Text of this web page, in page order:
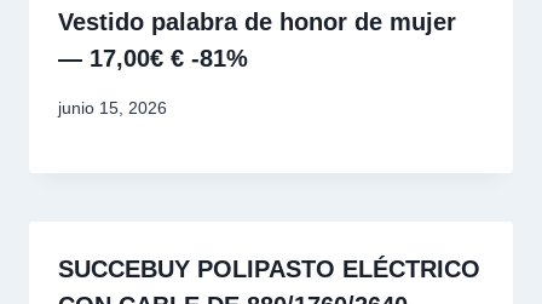
Vestido palabra de honor de mujer
— 17,00€ € -81%
junio 15, 2026
SUCCEBUY POLIPASTO ELÉCTRICO